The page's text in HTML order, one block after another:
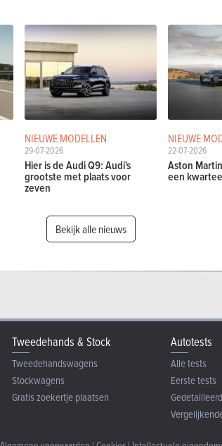
NIEUWE MODELLEN
29-07-2026
Hier is de Audi Q9: Audi's
grootste met plaats voor
zeven
NIEUWE
22-07-2026
Aston
een
Bekijk alle nieuws
Tweedehands & Stock
Tweedehandswagens
Stockwagens
Gratis zoekertje plaatsen
Autotests
Alle tests
Eerste tests